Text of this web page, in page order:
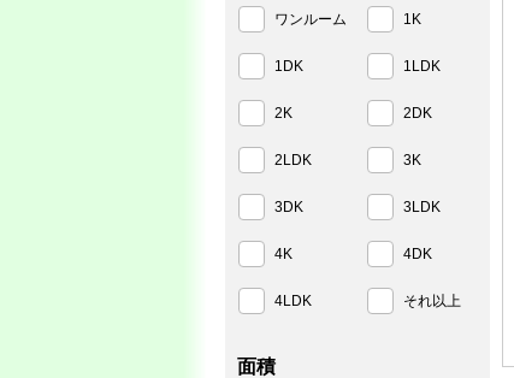
ワンルーム 1K
1DK 1LDK
2K 2DK
2LDK 3K
3DK 3LDK
4K 4DK
4LDK それ以上
面積